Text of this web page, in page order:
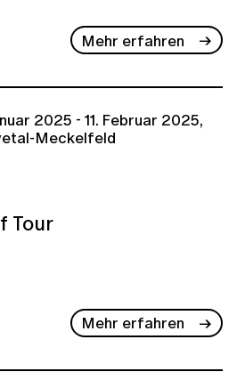
Mehr erfahren
2025 - 11. Februar 2025,
Meckelfeld
Tour
Mehr erfahren